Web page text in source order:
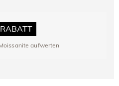
aufwerten